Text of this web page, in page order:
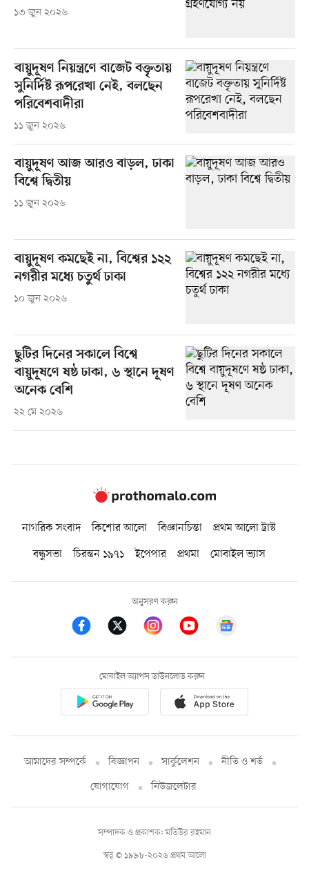
১৩ জুন ২০২৬
বায়ুদূষণ নিয়ন্ত্রণে বাজেট বক্তৃতায়
সুনির্দিষ্ট রূপরেখা নেই, বলছেন
পরিবেশবাদীরা
১১ জুন ২০২৬
বায়ুদূষণ আজ আরও বাড়ল, ঢাকা
বিশ্বে দ্বিতীয়
১১ জুন ২০২৬
বায়ুদূষণ কমছেই না, বিশ্বের ১২২
নগরীর মধ্যে চতুর্থ ঢাকা
১০ জুন ২০২৬
ছুটির দিনের সকালে বিশ্বে
বায়ুদূষণে ষষ্ঠ ঢাকা, ৬ স্থানে দূষণ
অনেক বেশি
২২ মে ২০২৬
নাগরিক সংবাদ কিশোর আলো বিজ্ঞানচিন্তা
প্রথম আলো ট্রাস্ট
বন্ধুসভা
চিরন্তন ১৯৭১ ইপেপার প্রথমা মোবাইল ভ্যাস
অনুসরণ করুন
মোবাইল অ্যাপস ডাউনলোড করুন
আমাদের সম্পর্কে বিজ্ঞাপন সার্কুলেশন
নীতি ও শর্ত
যোগাযোগ
নিউজলেটার
স্বত্ব © ১৯৯৮-২০২৬ প্রথম আলো
সম্পাদক ও প্রকাশক: মতিউর রহমান